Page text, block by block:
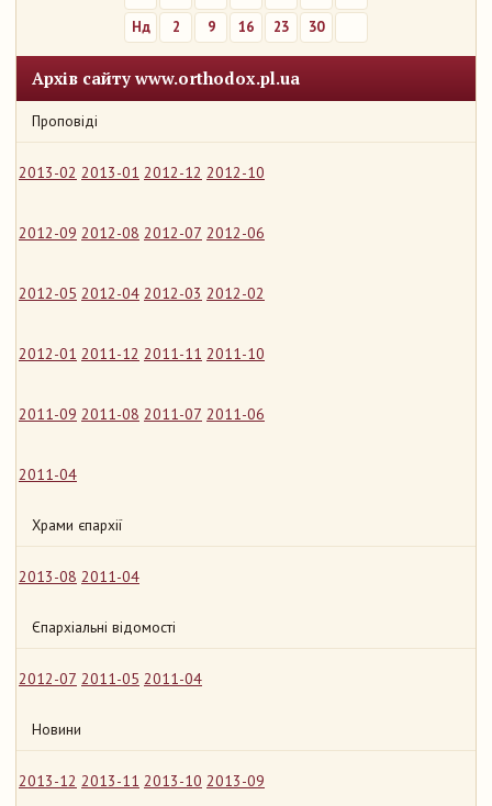
Нд
2 9 16 23 30
Архів сайту www.orthodox.pl.ua
Проповіді
2013-02 2013-01 2012-12 2012-10
2012-09 2012-08 2012-07 2012-06
2012-05 2012-04 2012-03 2012-02
2012-01 2011-12 2011-11 2011-10
2011-09 2011-08 2011-07 2011-06
2011-04
Храми єпархії
2013-08 2011-04
Єпархіальні відомості
2012-07 2011-05 2011-04
Новини
2013-12 2013-11 2013-10 2013-09